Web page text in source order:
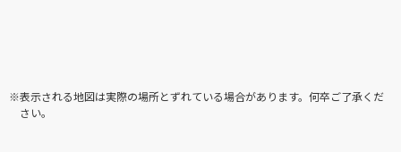
※表示される地図は実際の場所とずれている場合があります。何卒ご了承くだ
さい。